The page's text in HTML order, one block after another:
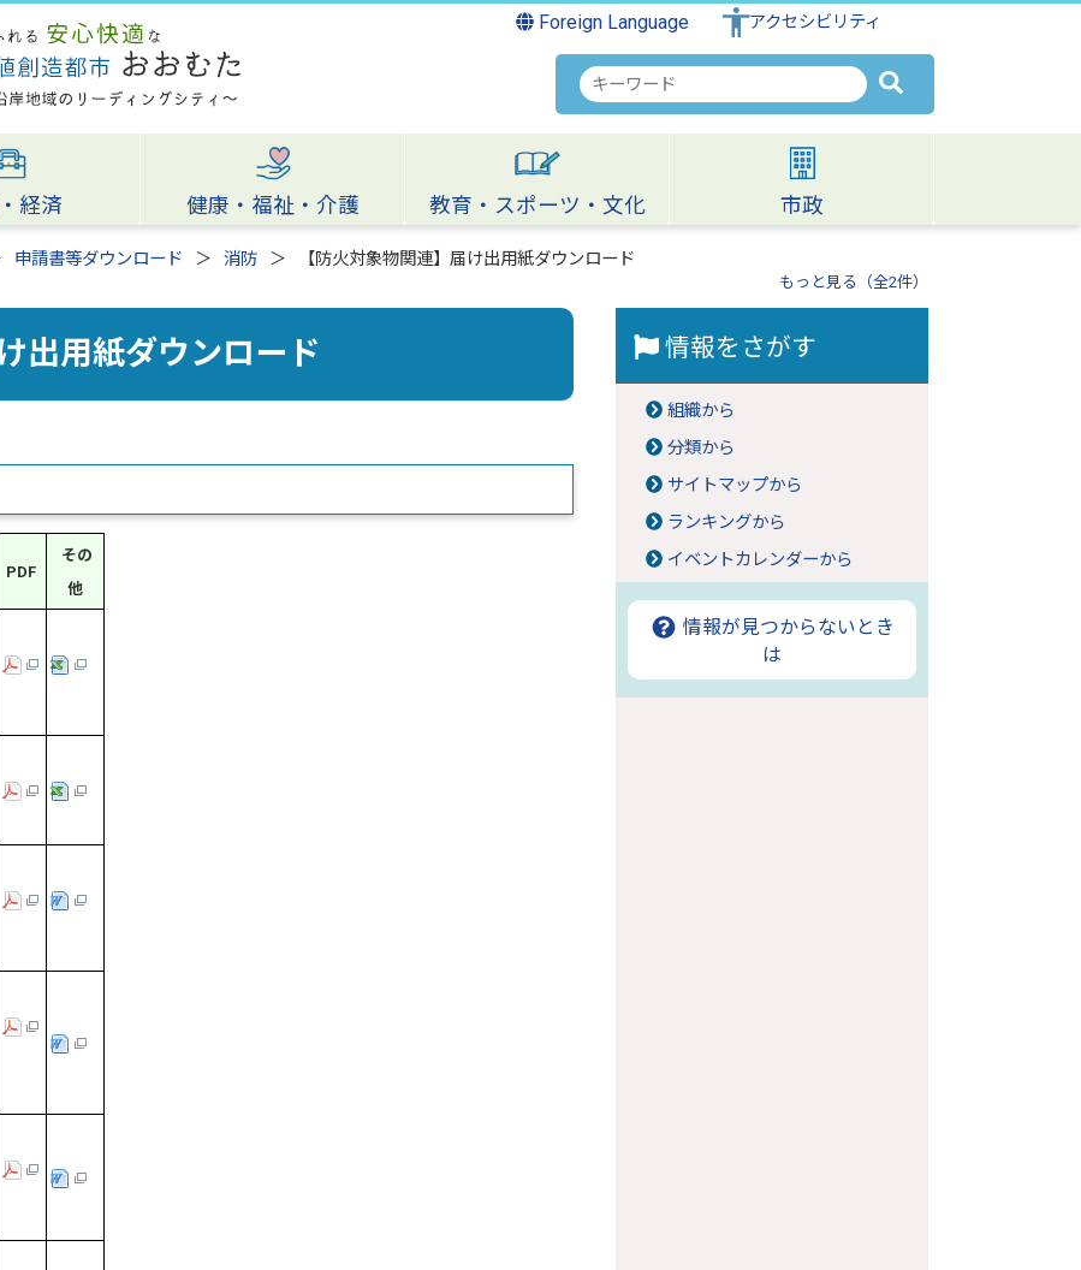
Foreign Language アクセシビリティ
検
索
キ
ワ
ー
ド
経済 健康・福祉・介護 教育・スポーツ・文化 市政
申請書等ダウンロード 消防 【防火対象物関連】届け出用紙ダウンロード
もっと見る（全2件）
出用紙ダウンロード
PDF
その
他
情報をさがす
組織から
分類から
サイトマップから
ランキングから
イベントカレンダーから
情報が見つからないとき
は